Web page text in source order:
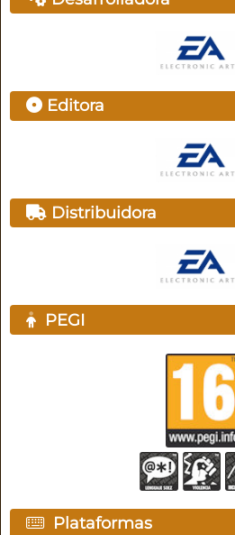
Editora
Distribuidora
PEGI
Plataformas